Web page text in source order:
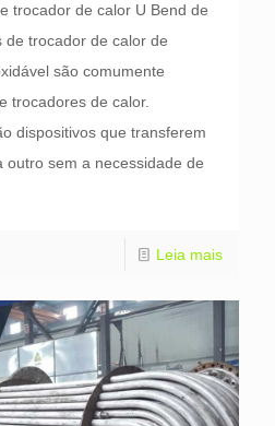
trocador de calor U Bend de
de trocador de calor de
são comumente
trocadores de calor.
dispositivos que transferem
outro sem a necessidade de
Leia mais